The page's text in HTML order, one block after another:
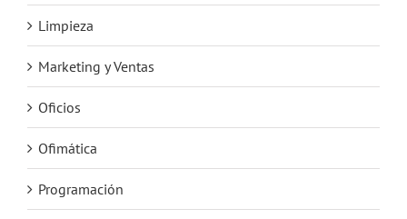
Limpieza
Marketing y Ventas
Oficios
Ofimática
Programación